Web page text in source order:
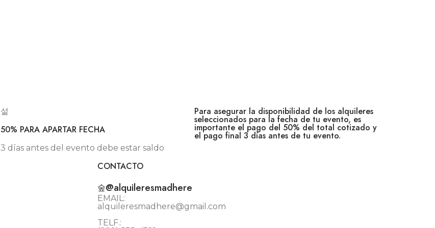
50% PARA APARTAR FECHA
3 días antes del evento debe estar saldo
Para asegurar la disponibilidad de los alquileres
seleccionados para la fecha de tu evento, es
importante el pago del 50% del total cotizado y
el pago final 3 días antes de tu evento.
CONTACTO
@alquileresmadhere
EMAIL:
alquileresmadhere@gmail.com
TELF.: